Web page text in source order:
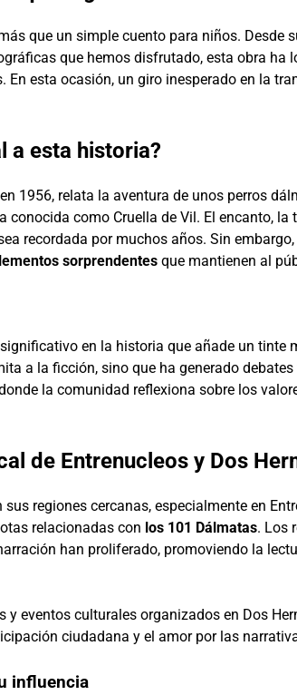
que un simple cuento para niños. Desde
que hemos disfrutado, esta obra ha
En esta ocasión, un giro inesperado en la
a esta historia?
1956, relata la aventura de unos perros
como Cruella de Vil. El encanto, la
recordada por muchos años. Sin
sorprendentes que mantienen al
en la historia que añade un tinte
a la ficción, sino que ha generado
la comunidad reflexiona sobre los
de Entrenucleos y Dos
regiones cercanas, especialmente en
relacionadas con los 101 Dálmatas. Los
han proliferado, promoviendo la
y eventos culturales organizados en Dos
ciudadana y el amor por las
influencia